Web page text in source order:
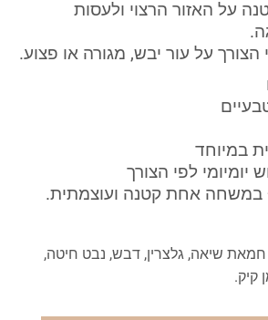
על האזור הרצוי ולעסות
על עור יבש, מגורה או פצוע.
לפי הצורך
אחת קטנה ועוצמתית.
שיאה, גלצרין, דבש, נבט חיטה,
קיק.